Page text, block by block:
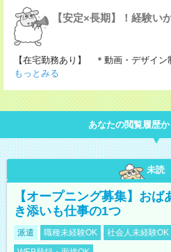
【安定×長期】！経験い
【在宅勤務あり】 ＊動画・デザイン
もっとみる
あなたの閲覧履歴
未読
【オープニング募集】お
き添いも仕事の1つ
派遣 職種未経験OK 社会人未経験OK